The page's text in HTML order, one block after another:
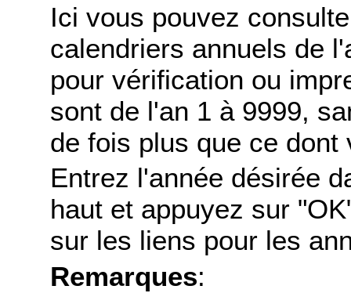
Ici vous pouvez
calendriers annuels de
pour vérification ou
sont de l'an 1 à 9999,
de fois plus que ce dont
Entrez l'année désirée
haut et appuyez sur
sur les liens pour les
Remarques: